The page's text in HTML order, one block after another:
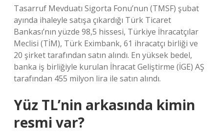
Tasarruf Mevduatı Sigorta Fonu’nun (TMSF) şubat
ayında ihaleyle satışa çıkardığı Türk Ticaret
Bankası’nın yüzde 98,5 hissesi, Türkiye İhracatçılar
Meclisi (TİM), Türk Eximbank, 61 ihracatçı birliği ve
20 şirket tarafından satın alındı. En yüksek bedel,
banka iş birliğiyle kurulan İhracat Geliştirme (İGE) AŞ
tarafından 455 milyon lira ile satın alındı.
Yüz TL’nin arkasında kimin
resmi var?